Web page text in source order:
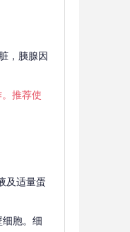
，胰腺因
推荐使
及适量蛋
胞。细